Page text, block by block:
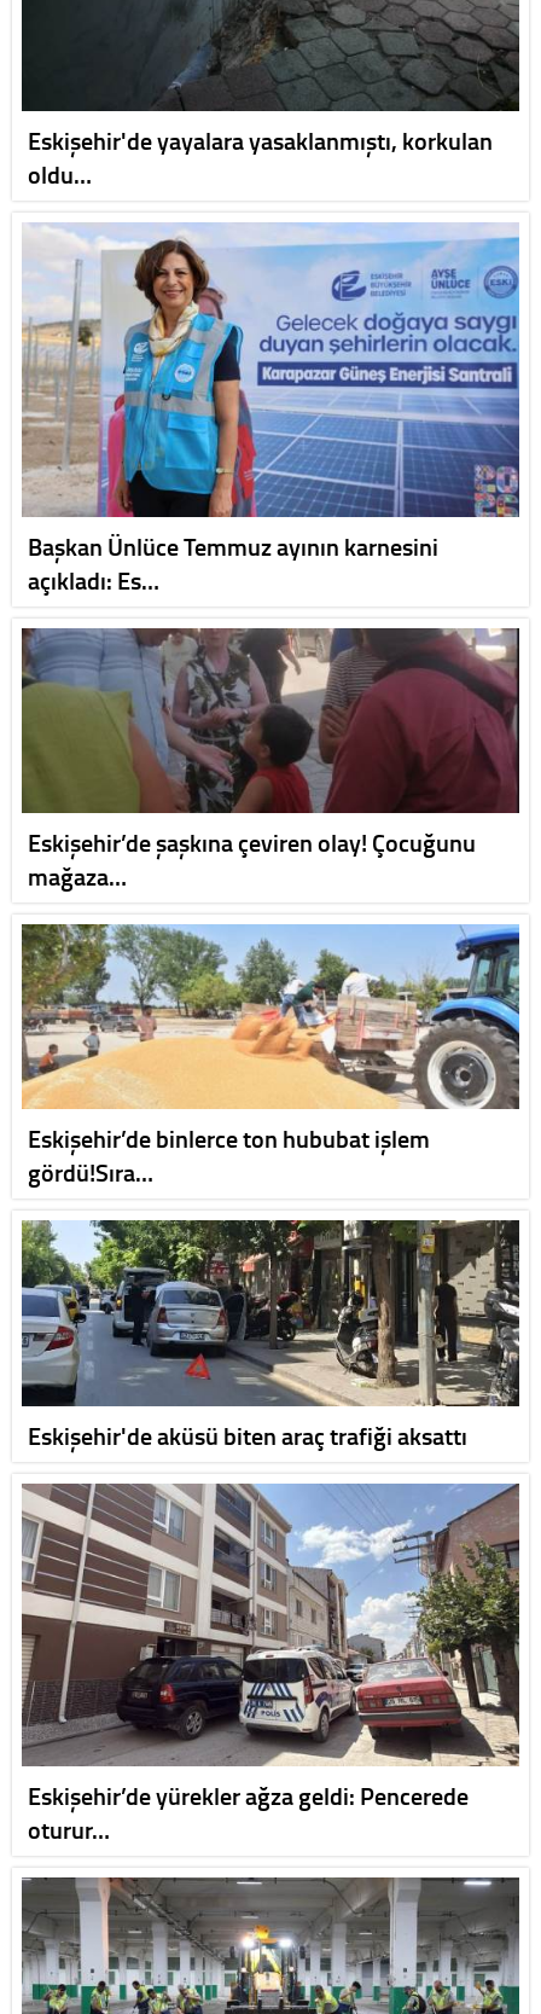
Eskişehir'de yayalara yasaklanmıştı, korkulan
oldu…
Başkan Ünlüce Temmuz ayının karnesini
açıkladı: Es…
Eskişehir’de şaşkına çeviren olay! Çocuğunu
mağaza…
Eskişehir’de binlerce ton hububat işlem
gördü!Sıra…
Eskişehir'de aküsü biten araç trafiği aksattı
Eskişehir’de yürekler ağza geldi: Pencerede
oturur…